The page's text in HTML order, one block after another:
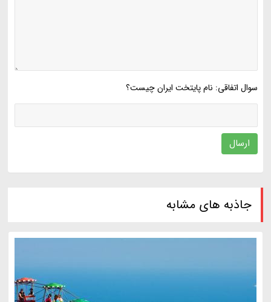
سوال اتفاقی: نام پایتخت ایران چیست؟
ارسال
جاذبه های مشابه